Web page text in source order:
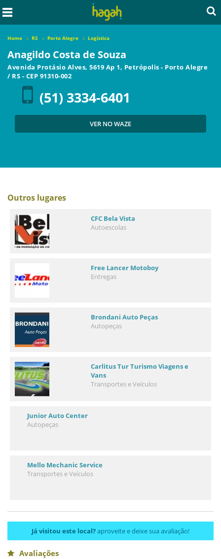
Home RS Porto Alegre Logística
Anagildo Costa de Souza
Avenida Protásio Alves, 5619 Ap 1, Petrópolis - Porto Alegre
/ RS - CEP 91310-002
(51) 3334-6401
VER NO WAZE
Outros lugares
CFC Bela Vista
Autoescolas
Free Lancer Motoboy
Entregas
Brondani Auto Peças
Autopeças
Carlitus Tur Turismo Viagens e
Vans
Transportes e Veículos
Junior Auto Center
Autopeças
Mello Mechanic Service
Transportes e Veículos
Já visitou este local?aproveite e deixe sua avaliação!
Avaliações